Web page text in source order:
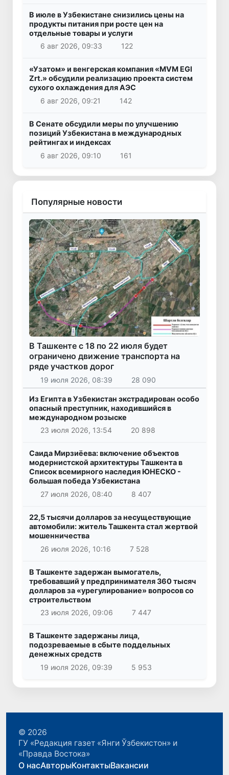
В июле в Узбекистане снизились цены на
продукты питания при росте цен на
отдельные товары и услуги
6 авг 2026, 09:33
122
«Узатом» и венгерская компания «MVM EGI
Zrt.» обсудили реализацию проекта систем
сухого охлаждения для АЭС
6 авг 2026, 09:21
142
В Сенате обсудили меры по улучшению
позиций Узбекистана в международных
рейтингах и индексах
6 авг 2026, 09:10
161
Популярные новости
В Ташкенте с 18 по 22 июля будет
ограничено движение транспорта на
ряде участков дорог
19 июля 2026, 08:39 28 090
Из Египта в Узбекистан экстрадирован особо
опасный преступник, находившийся в
международном розыске
23 июля 2026, 13:54
20 898
Саида Мирзиёева: включение объектов
модернистской архитектуры Ташкента в
Список всемирного наследия ЮНЕСКО -
большая победа Узбекистана
27 июля 2026, 08:40
8 407
22,5 тысячи долларов за несуществующие
автомобили: житель Ташкента стал жертвой
мошенничества
26 июля 2026, 10:16
7 528
В Ташкенте задержан вымогатель,
требовавший у предпринимателя 360 тысяч
долларов за «урегулирование» вопросов со
строительством
23 июля 2026, 09:06
7 447
В Ташкенте задержаны лица,
подозреваемые в сбыте поддельных
денежных средств
19 июля 2026, 09:39
5 953
© 2026
ГУ «Редакция газет «Янги Ўзбекистон» и
«Правда Востока»
О насАвторыКонтактыВакансии